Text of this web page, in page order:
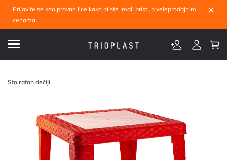
Prijavite se kao pravno lice kako bi ste imali pristup veleprodajnim
cenama.
×
Sto ratan dečiji